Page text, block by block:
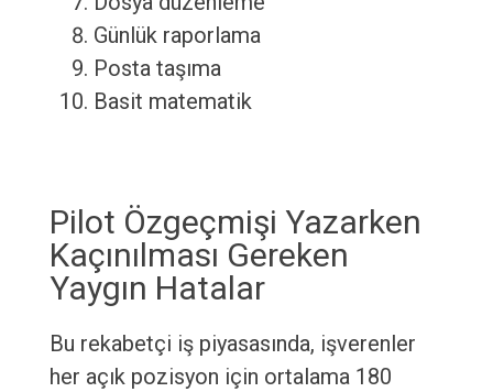
Günlük raporlama
Posta taşıma
Basit matematik
Pilot Özgeçmişi Yazarken
Kaçınılması Gereken
Yaygın Hatalar
Bu rekabetçi iş piyasasında, işverenler
her açık pozisyon için ortalama 180